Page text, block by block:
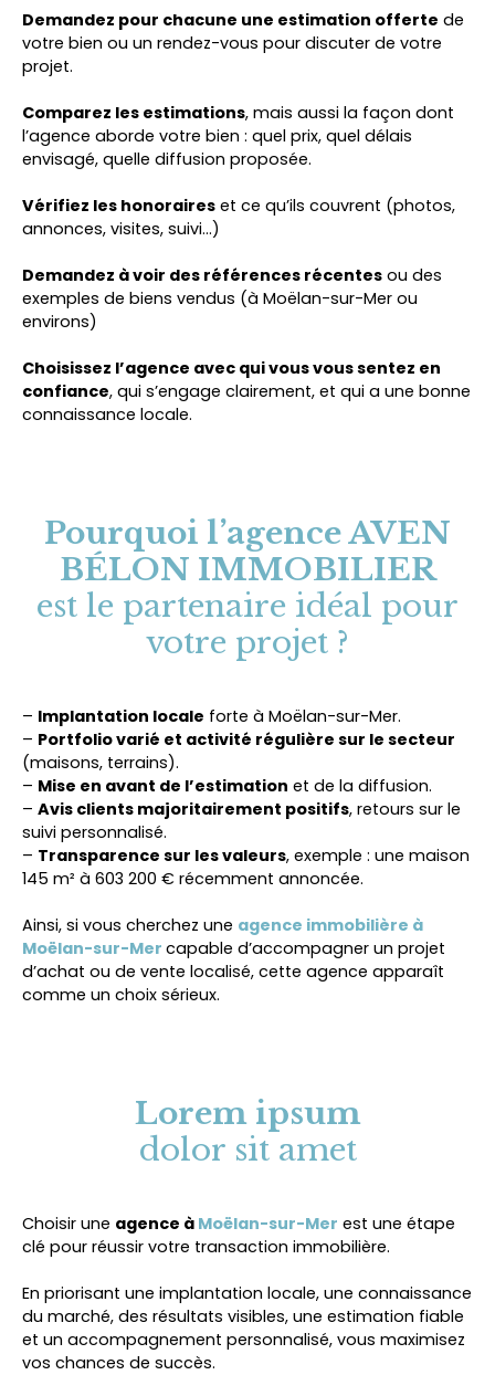
Demandez pour chacune une estimation offerte de
votre bien ou un rendez-vous pour discuter de votre
projet.
Comparez les estimations, mais aussi la façon dont
l’agence aborde votre bien : quel prix, quel délais
envisagé, quelle diffusion proposée.
Vérifiez les honoraires et ce qu’ils couvrent (photos,
annonces, visites, suivi…)
Demandez à voir des références récentes ou des
exemples de biens vendus (à Moëlan-sur-Mer ou
environs)
Choisissez l’agence avec qui vous vous sentez en
confiance, qui s’engage clairement, et qui a une bonne
connaissance locale.
Pourquoi l’agence AVEN
BÉLON IMMOBILIER
est le partenaire idéal pour
votre projet ?
– Implantation locale forte à Moëlan-sur-Mer.
– Portfolio varié et activité régulière sur le secteur
(maisons, terrains).
– Mise en avant de l’estimation et de la diffusion.
– Avis clients majoritairement positifs, retours sur le
suivi personnalisé.
– Transparence sur les valeurs, exemple : une maison
145 m² à 603 200 € récemment annoncée.
Ainsi, si vous cherchez une agence immobilière à
Moëlan-sur-Mer capable d’accompagner un projet
d’achat ou de vente localisé, cette agence apparaît
comme un choix sérieux.
Lorem ipsum
dolor sit amet
Choisir une agence à Moëlan-sur-Mer est une étape
clé pour réussir votre transaction immobilière.
En priorisant une implantation locale, une connaissance
du marché, des résultats visibles, une estimation fiable
et un accompagnement personnalisé, vous maximisez
vos chances de succès.